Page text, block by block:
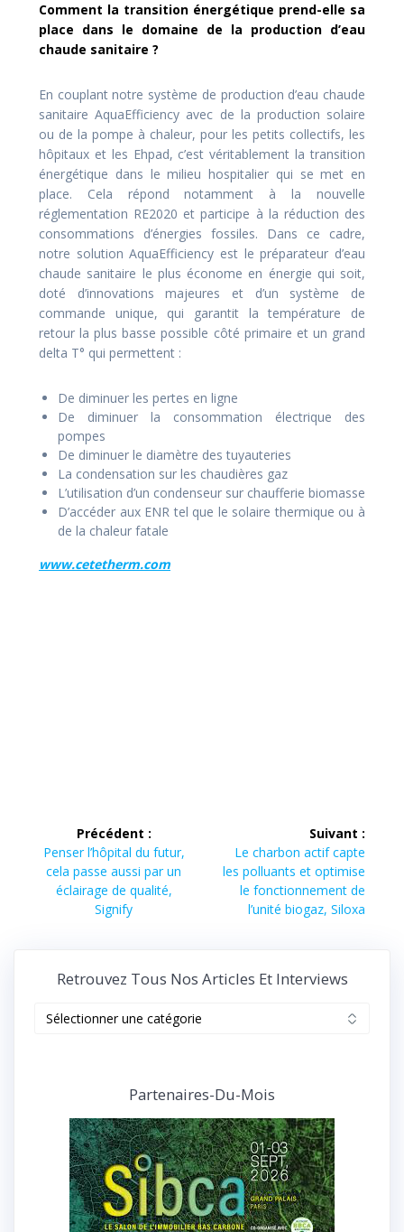
Comment la transition énergétique prend-elle sa
place dans le domaine de la production d’eau
chaude sanitaire ?
En couplant notre système de production d’eau chaude
sanitaire AquaEfficiency avec de la production solaire
ou de la pompe à chaleur, pour les petits collectifs, les
hôpitaux et les Ehpad, c’est véritablement la transition
énergétique dans le milieu hospitalier qui se met en
place. Cela répond notamment à la nouvelle
réglementation RE2020 et participe à la réduction des
consommations d’énergies fossiles. Dans ce cadre,
notre solution AquaEfficiency est le préparateur d’eau
chaude sanitaire le plus économe en énergie qui soit,
doté d’innovations majeures et d’un système de
commande unique, qui garantit la température de
retour la plus basse possible côté primaire et un grand
delta T° qui permettent :
De diminuer les pertes en ligne
De diminuer la consommation électrique des
pompes
De diminuer le diamètre des tuyauteries
La condensation sur les chaudières gaz
L’utilisation d’un condenseur sur chaufferie biomasse
D’accéder aux ENR tel que le solaire thermique ou à
de la chaleur fatale
www.cetetherm.com
Navigation
de
l’article
Précédent :
Article
précédent :
Penser l’hôpital du futur,
cela passe aussi par un
éclairage de qualité,
Signify
Suivant :
Article
suivant :
Le charbon actif capte
les polluants et optimise
le fonctionnement de
l’unité biogaz, Siloxa
Retrouvez Tous Nos Articles Et Interviews
interviews
Partenaires-Du-Mois